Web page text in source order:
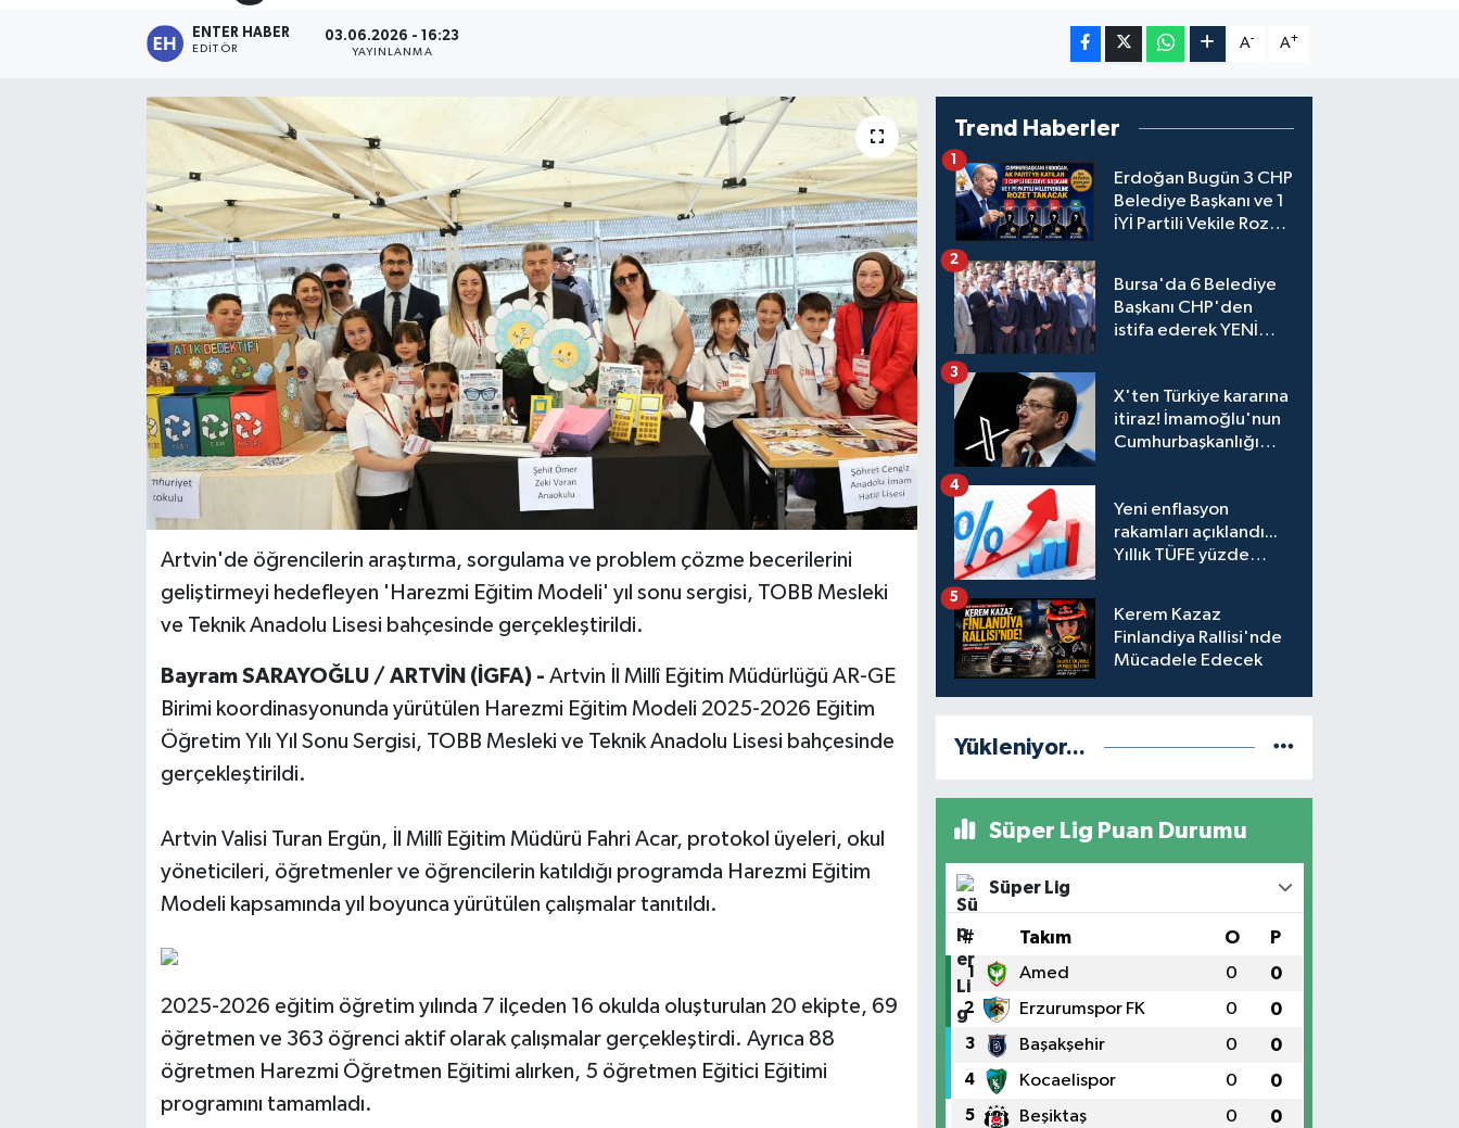
ENTER HABER
EDITÖR
03.06.2026 - 16:23
YAYINLANMA
A- A+
Artvin'de öğrencilerin araştırma, sorgulama ve problem çözme becerilerini
geliştirmeyi hedefleyen 'Harezmi Eğitim Modeli' yıl sonu sergisi, TOBB Mesleki
ve Teknik Anadolu Lisesi bahçesinde gerçekleştirildi.
Bayram SARAYOĞLU / ARTVİN (İGFA) - Artvin İl Millî Eğitim Müdürlüğü AR-GE
Birimi koordinasyonunda yürütülen Harezmi Eğitim Modeli 2025-2026 Eğitim
Öğretim Yılı Yıl Sonu Sergisi, TOBB Mesleki ve Teknik Anadolu Lisesi bahçesinde
gerçekleştirildi.
Artvin Valisi Turan Ergün, İl Millî Eğitim Müdürü Fahri Acar, protokol üyeleri, okul
yöneticileri, öğretmenler ve öğrencilerin katıldığı programda Harezmi Eğitim
Modeli kapsamında yıl boyunca yürütülen çalışmalar tanıtıldı.
2025-2026 eğitim öğretim yılında 7 ilçeden 16 okulda oluşturulan 20 ekipte, 69
öğretmen ve 363 öğrenci aktif olarak çalışmalar gerçekleştirdi. Ayrıca 88
öğretmen Harezmi Öğretmen Eğitimi alırken, 5 öğretmen Eğitici Eğitimi
programını tamamladı.
Trend Haberler
Erdoğan Bugün 3 CHP
Belediye Başkanı ve 1
İYİ Partili Vekile Rozet
1
Bursa'da 6 Belediye
Başkanı CHP'den
istifa ederek YENİ
2
X'ten Türkiye kararına
itiraz! İmamoğlu'nun
Cumhurbaşkanlığı
engeli mahkemeye
taşındı
3
Yeni enflasyon
rakamları açıklandı...
Yıllık TÜFE yüzde
4
Kerem Kazaz
Finlandiya Rallisi'nde
Mücadele Edecek
5
Yükleniyor...
Süper Lig Puan Durumu
Süper Lig
# Takım O P
1 Amed 0 0
2 Erzurumspor FK 0 0
3 Başakşehir 0 0
4 Kocaelispor 0 0
5 Beşiktaş 0 0
KÜLTÜR SANAT